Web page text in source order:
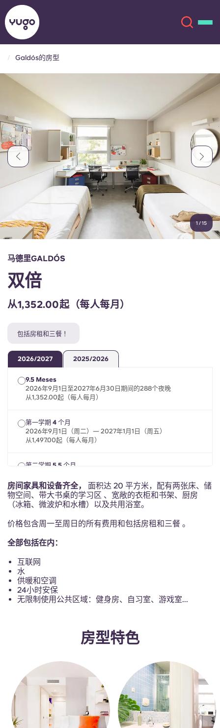
更多
账户
Español
Deutsch
Italian
Portuguese
选择一个国家
Chinese Español
Català Deutsch
Italian French
Portuguese
Galdós的房型
1 /15
马德里GALDÓS
双倍
从1,352.00起（每人每月）
包括房租和三餐 ！
2026/2027 2025/2026
9.5 Meses
2026年9月1日至2027年6月30日期间的288个夜晚
从1,352.00起（每人每月）
第一学期 4 个月
2026年9月1日（周二）— 2027年1月1日（周五）
从1,497.00起（每人每月）
第二学期 5.5 个月
从1,497.00起（每人每月）
房间家具和设备齐全， 面积达 20 平方米，配有两张床、储
物空间、带大书桌的学习区 、宽敞的衣柜和书架、 厨房
（冰箱、微波炉和水槽）以及共用 浴室。
价格包含周一至周日的所有费用和包括房租和三餐 。
全部包括在内：
互联网
水
供暖和空调
24小时安保
无限制使用公共区域：健身房、自习室、游戏室...
房型特色